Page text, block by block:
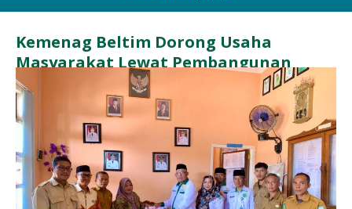
Kemenag Beltim Dorong Usaha
Masyarakat Lewat Pembangunan
Ekonomi Umat
Humas Kemenag Beltim